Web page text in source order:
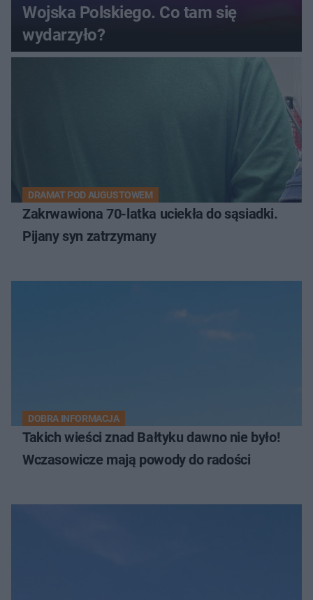
Wojska Polskiego. Co tam się
wydarzyło?
DRAMAT POD AUGUSTOWEM
Zakrwawiona 70-latka uciekła do sąsiadki.
Pijany syn zatrzymany
DOBRA INFORMACJA
Takich wieści znad Bałtyku dawno nie było!
Wczasowicze mają powody do radości